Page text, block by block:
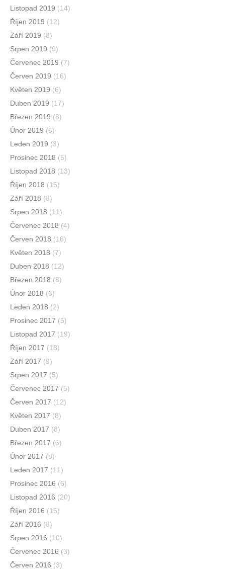
Listopad 2019 (14)
Říjen 2019 (12)
Září 2019 (8)
Srpen 2019 (9)
Červenec 2019 (7)
Červen 2019 (16)
Květen 2019 (6)
Duben 2019 (17)
Březen 2019 (8)
Únor 2019 (6)
Leden 2019 (3)
Prosinec 2018 (5)
Listopad 2018 (13)
Říjen 2018 (15)
Září 2018 (8)
Srpen 2018 (11)
Červenec 2018 (4)
Červen 2018 (16)
Květen 2018 (7)
Duben 2018 (12)
Březen 2018 (8)
Únor 2018 (6)
Leden 2018 (2)
Prosinec 2017 (5)
Listopad 2017 (19)
Říjen 2017 (18)
Září 2017 (9)
Srpen 2017 (5)
Červenec 2017 (5)
Červen 2017 (12)
Květen 2017 (8)
Duben 2017 (8)
Březen 2017 (6)
Únor 2017 (8)
Leden 2017 (11)
Prosinec 2016 (6)
Listopad 2016 (20)
Říjen 2016 (15)
Září 2016 (8)
Srpen 2016 (10)
Červenec 2016 (3)
Červen 2016 (3)